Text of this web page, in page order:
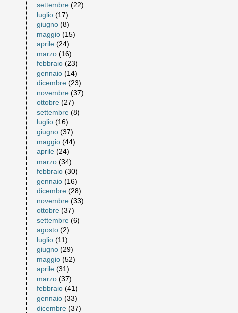
settembre (22)
luglio (17)
giugno (8)
maggio (15)
aprile (24)
marzo (16)
febbraio (23)
gennaio (14)
dicembre (23)
novembre (37)
ottobre (27)
settembre (8)
luglio (16)
giugno (37)
maggio (44)
aprile (24)
marzo (34)
febbraio (30)
gennaio (16)
dicembre (28)
novembre (33)
ottobre (37)
settembre (6)
agosto (2)
luglio (11)
giugno (29)
maggio (52)
aprile (31)
marzo (37)
febbraio (41)
gennaio (33)
dicembre (37)